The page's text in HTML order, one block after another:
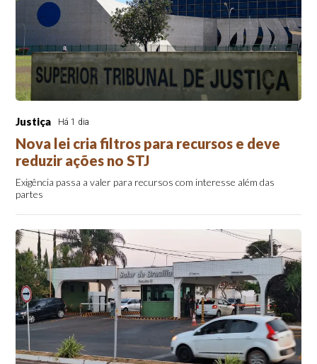
Justiça Há 1 dia
Nova lei cria filtros para recursos e deve
reduzir ações no STJ
Exigência passa a valer para recursos com interesse além das
partes